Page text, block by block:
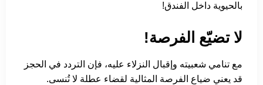
بالحيوية داخل الفندق!
لا تضيّع الفرصة!
مع تنامي شعبيته وإقبال النزلاء عليه، فإن التردد في الحجز
قد يعني ضياع الفرصة المثالية لقضاء عطلة لا تُنسى.